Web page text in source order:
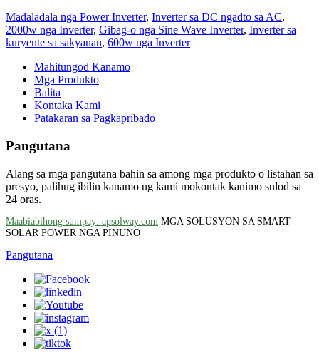
Madaladala nga Power Inverter, Inverter sa DC ngadto sa AC,
2000w nga Inverter, Gibag-o nga Sine Wave Inverter, Inverter sa
kuryente sa sakyanan, 600w nga Inverter
Mahitungod Kanamo
Mga Produkto
Balita
Kontaka Kami
Patakaran sa Pagkapribado
Pangutana
Alang sa mga pangutana bahin sa among mga produkto o listahan sa
presyo, palihug ibilin kanamo ug kami mokontak kanimo sulod sa
24 oras.
Maabiabihong sumpay: apsolway.com MGA SOLUSYON SA SMART
SOLAR POWER NGA PINUNO
Pangutana